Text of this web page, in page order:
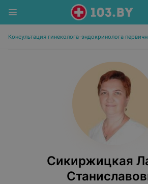
Консультация гинеколога-эндокринолога
Сикиржицкая